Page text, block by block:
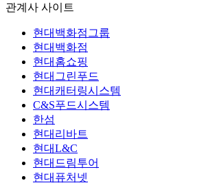
관계사 사이트
현대백화점그룹
현대백화점
현대홈쇼핑
현대그린푸드
현대캐터링시스템
C&S푸드시스템
한섬
현대리바트
현대L&C
현대드림투어
현대퓨처넷